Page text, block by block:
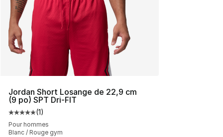
Jordan Short Losange de 22,9 cm
(9 po) SPT Dri-FIT
Cote moyenne du client - [5 sur 5 étoiles], 1
(1)
Pour hommes
Blanc / Rouge gym